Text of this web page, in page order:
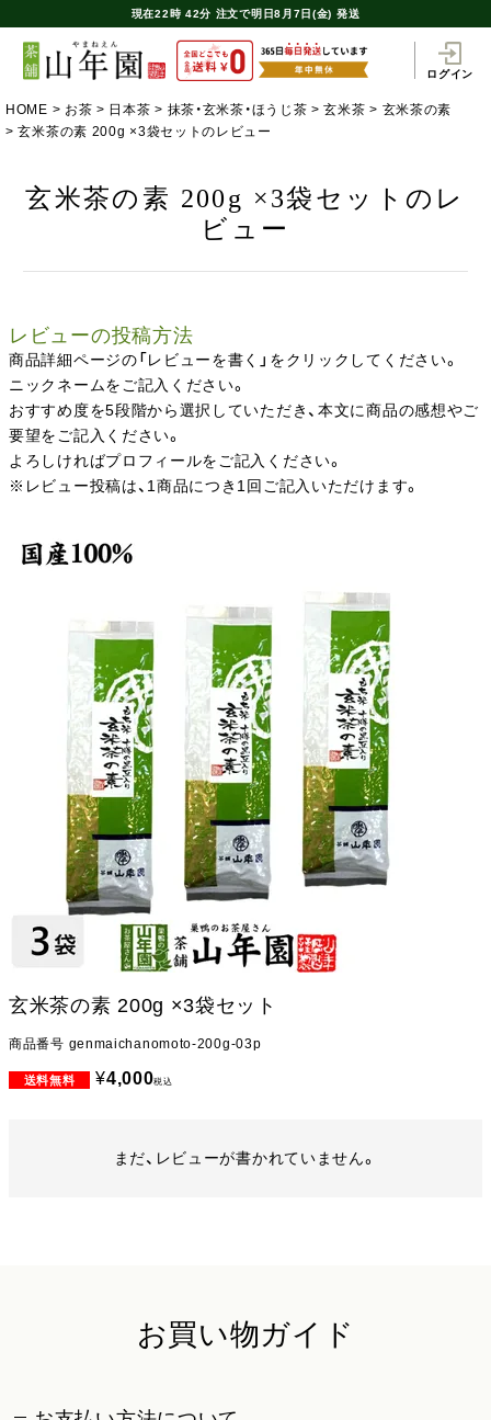
現在22時 42分 注文で明日8月7日(金) 発送
ログイン
HOME お茶 日本茶 抹茶・玄米茶・ほうじ茶 玄米茶
玄米茶の素
玄米茶の素 200g ×3袋セットのレビュー
玄米茶の素 200g ×3袋セットのレ
ビュー
レビューの投稿方法
商品詳細ページの「レビューを書く」をクリックしてください。
ニックネームをご記入ください。
おすすめ度を5段階から選択していただき、本文に商品の感想やご
要望をご記入ください。
よろしければプロフィールをご記入ください。
※レビュー投稿は、1商品につき1回ご記入いただけます。
玄米茶の素 200g ×3袋セット
商品番号 genmaichanomoto-200g-03p
¥4,000税込
まだ、レビューが書かれていません。
お買い物ガイド